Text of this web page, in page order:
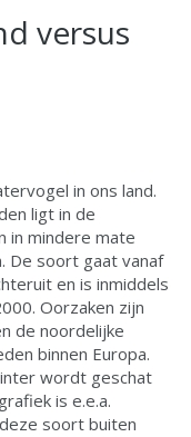
versus
in ons land.
ligt in de
in mindere mate
De soort gaat vanaf
en is inmiddels
Oorzaken zijn
de noordelijke
binnen Europa.
wordt geschat
is e.e.a.
soort buiten